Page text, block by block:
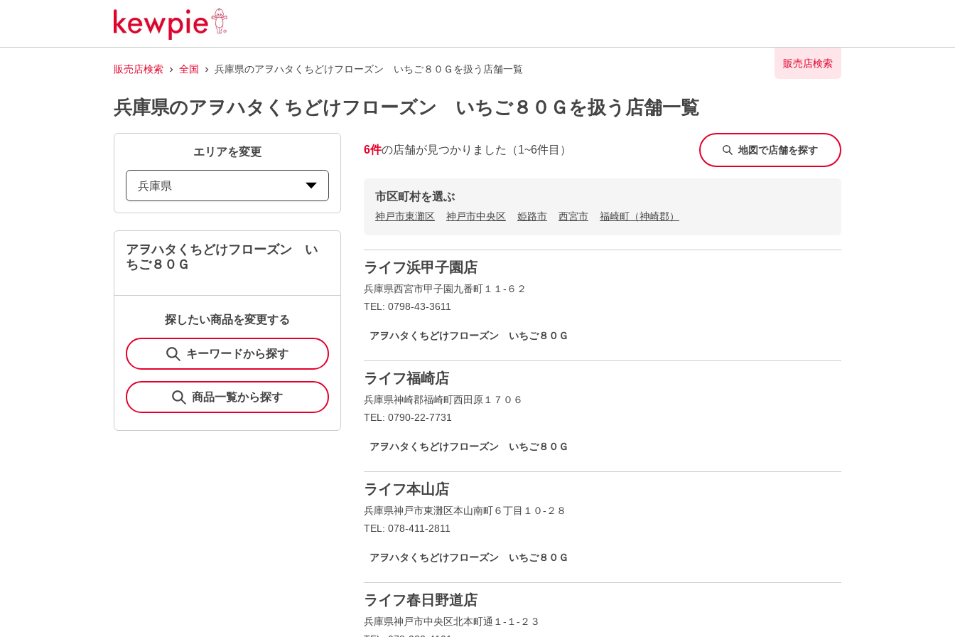
販売店検索 全国 兵庫県のアヲハタくちどけフローズン いちご８０Ｇを扱う店舗一覧 販売店検索
兵庫県のアヲハタくちどけフローズン いちご８０Ｇを扱う店舗一覧
エリアを変更
兵庫県
アヲハタくちどけフローズン い
ちご８０Ｇ
探したい商品を変更する
キーワードから探す
商品一覧から探す
6件の店舗が見つかりました （1~6件目） 地図で店舗を探す
市区町村を選ぶ
神戸市東灘区 神戸市中央区 姫路市 西宮市 福崎町（神崎郡）
ライフ浜甲子園店
兵庫県西宮市甲子園九番町１１-６２
TEL: 0798-43-3611
アヲハタくちどけフローズン いちご８０Ｇ
ライフ福崎店
兵庫県神崎郡福崎町西田原１７０６
TEL: 0790-22-7731
アヲハタくちどけフローズン いちご８０Ｇ
ライフ本山店
兵庫県神戸市東灘区本山南町６丁目１０-２８
TEL: 078-411-2811
アヲハタくちどけフローズン いちご８０Ｇ
ライフ春日野道店
兵庫県神戸市中央区北本町通１-１-２３